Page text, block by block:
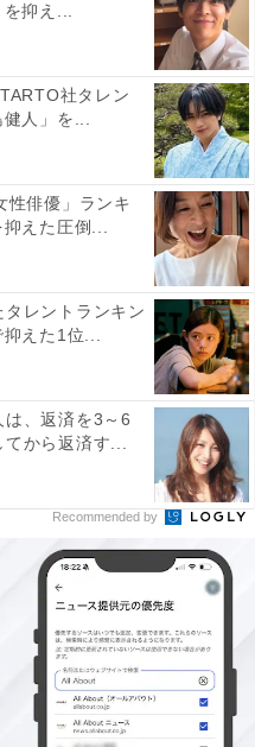
的に寄付単価は1〜2万
高かったのは宮崎県都城
ています。
ん受入総額は低い
「長野県軽井沢町」
川県箱根町」（同16万
抑え...
社タレン
人」を...
性俳優」ランキ
えた圧倒...
タレントランキン
えた1位...
は、返済を3～6
から返済す...
Recommended by